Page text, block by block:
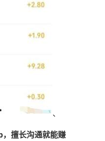
、
擅长沟通就能赚